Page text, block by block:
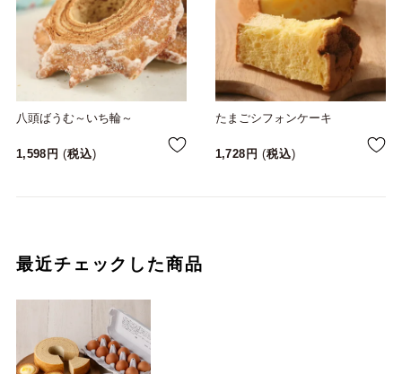
八頭ばうむ～いち輪～
1,598 税込
たまごシフォンケーキ
1,728 税込
最近チェックした商品